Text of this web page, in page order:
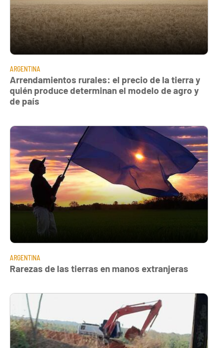
ARGENTINA
Arrendamientos rurales: el precio de la tierra y
quién produce determinan el modelo de agro y
de país
ARGENTINA
Rarezas de las tierras en manos extranjeras